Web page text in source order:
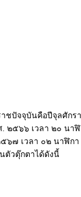
าชปัจจุบันคือปีจุลศักร
๒๕๖๖ เวลา ๒๐ นา
๖๗ เวลา ๐๒ นาฬิก
ตัวตุ๊กตาได้ดังนี้